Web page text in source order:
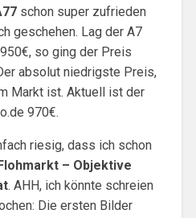
schon super zufrieden
geschehen. Lag der A7
so ging der Preis
absolut niedrigste Preis,
Markt ist. Aktuell ist der
970€.
riesig, dass ich schon
– Objektive
. AHH, ich könnte schreien
Die ersten Bilder